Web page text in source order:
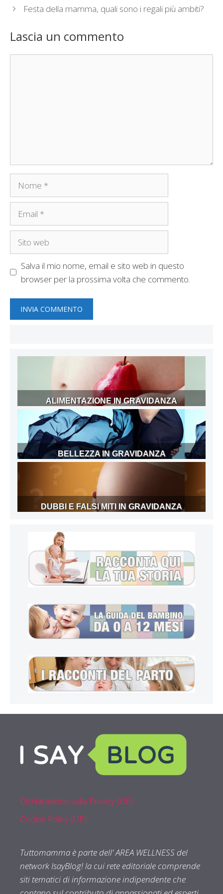
Festa della mamma, quali sono i regali più ambiti?
Lascia un commento
Nome
Email
Sito
Salva il mio nome, email e sito web in questo
browser per la prossima volta che commento.
ALIMENTAZIONE IN GRAVIDANZA
BELLEZZA IN GRAVIDANZA
DUBBI E FALSI MITI IN GRAVIDANZA
Dichiarazione sulla Privacy (UE)
Cookie Policy (UE)
Tuttomamma è parte dell' AREA WELLNESS del
network IsayBlog! la cui rete editoriale comprende
siti tematici di informazione indipendente che